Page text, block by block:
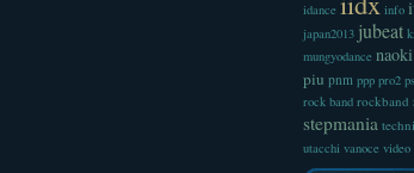
idance
info
japan2013 jubeat
mungyodance naoki
piu pnm ppp pro2
rock band rockband
stepmania
utacchi vanoce video